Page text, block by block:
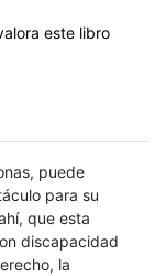
este libro
puede
para su
que esta
discapacidad
la